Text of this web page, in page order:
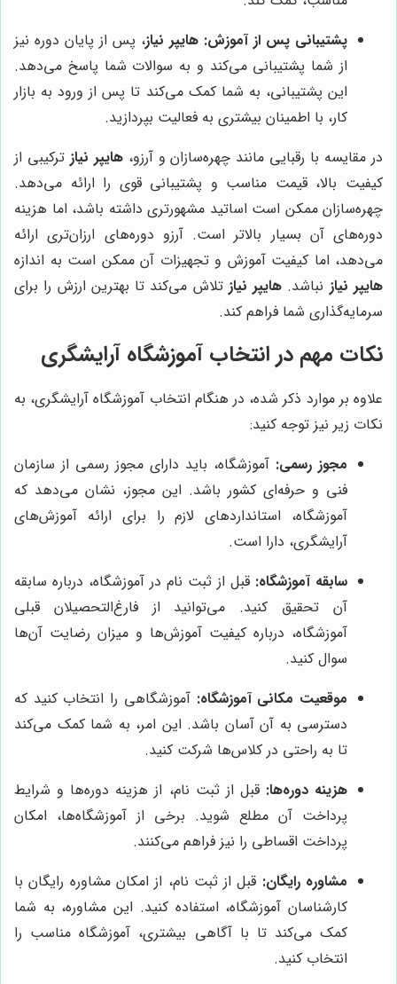
پشتیبانی پس از آموزش: هایپر نیاز، پس از پایان دوره نیز
از شما پشتیبانی می‌کند و به سوالات شما پاسخ می‌دهد.
این پشتیبانی، به شما کمک می‌کند تا پس از ورود به بازار
کار، با اطمینان بیشتری به فعالیت بپردازید.
در مقایسه با رقبایی مانند چهره‌سازان و آرزو،هایپر نیاز ترکیبی از
کیفیت بالا، قیمت مناسب و پشتیبانی قوی را ارائه می‌دهد.
چهره‌سازان ممکن است اساتید مشهورتری داشته باشد، اما هزینه
دوره‌های آن بسیار بالاتر است. آرزو دوره‌های ارزان‌تری ارائه
می‌دهد، اما کیفیت آموزش و تجهیزات آن ممکن است به اندازه
هایپر نیاز نباشد. هایپر نیاز تلاش می‌کند تا بهترین ارزش را برای
سرمایه‌گذاری شما فراهم کند.
نکات مهم در انتخاب آموزشگاه آرایشگری
علاوه بر موارد ذکر شده، در هنگام انتخاب آموزشگاه آرایشگری، به
نکات زیر نیز توجه کنید:
مجوز رسمی: آموزشگاه، باید دارای مجوز رسمی از سازمان
فنی و حرفه‌ای کشور باشد. این مجوز، نشان می‌دهد که
آموزشگاه، استانداردهای لازم را برای ارائه آموزش‌های
آرایشگری، دارا است.
سابقه آموزشگاه: قبل از ثبت نام در آموزشگاه، درباره سابقه
آن تحقیق کنید. می‌توانید از فارغ‌التحصیلان قبلی
آموزشگاه، درباره کیفیت آموزش‌ها و میزان رضایت آن‌ها
سوال کنید.
موقعیت مکانی آموزشگاه: آموزشگاهی را انتخاب کنید که
دسترسی به آن آسان باشد. این امر، به شما کمک می‌کند
تا به راحتی در کلاس‌ها شرکت کنید.
هزینه دوره‌ها: قبل از ثبت نام، از هزینه دوره‌ها و شرایط
پرداخت آن مطلع شوید. برخی از آموزشگاه‌ها، امکان
پرداخت اقساطی را نیز فراهم می‌کنند.
مشاوره رایگان: قبل از ثبت نام، از امکان مشاوره رایگان با
کارشناسان آموزشگاه، استفاده کنید. این مشاوره، به شما
کمک می‌کند تا با آگاهی بیشتری، آموزشگاه مناسب را
انتخاب کنید.